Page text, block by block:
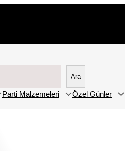
Ara
Parti Malzemeleri Özel Günler